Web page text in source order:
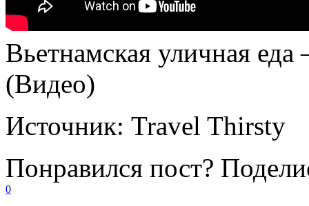
Вьетнамская уличная
(Видео)
Источник: Travel Thirsty
Понравился пост?
0